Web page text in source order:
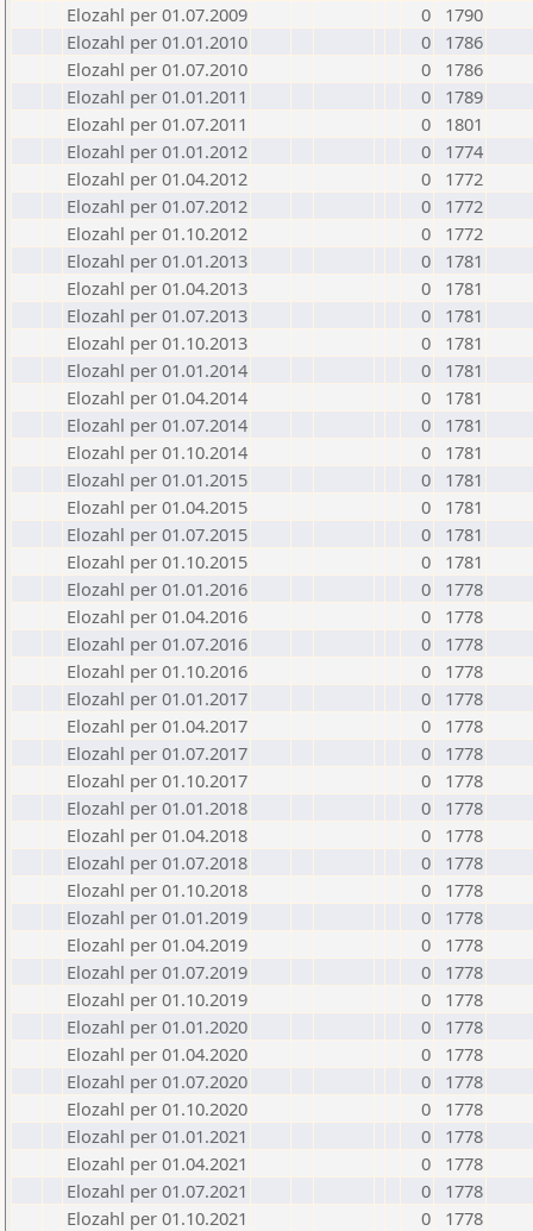
Elozahl per 01.07.2009
0
1790
Elozahl per 01.01.2010
0
1786
Elozahl per 01.07.2010
0
1786
Elozahl per 01.01.2011
0
1789
Elozahl per 01.07.2011
0
1801
Elozahl per 01.01.2012
0
1774
Elozahl per 01.04.2012
0
1772
Elozahl per 01.07.2012
0
1772
Elozahl per 01.10.2012
0
1772
Elozahl per 01.01.2013
0
1781
Elozahl per 01.04.2013
0
1781
Elozahl per 01.07.2013
0
1781
Elozahl per 01.10.2013
0
1781
Elozahl per 01.01.2014
0
1781
Elozahl per 01.04.2014
0
1781
Elozahl per 01.07.2014
0
1781
Elozahl per 01.10.2014
0
1781
Elozahl per 01.01.2015
0
1781
Elozahl per 01.04.2015
0
1781
Elozahl per 01.07.2015
0
1781
Elozahl per 01.10.2015
0
1781
Elozahl per 01.01.2016
0
1778
Elozahl per 01.04.2016
0
1778
Elozahl per 01.07.2016
0
1778
Elozahl per 01.10.2016
0
1778
Elozahl per 01.01.2017
0
1778
Elozahl per 01.04.2017
0
1778
Elozahl per 01.07.2017
0
1778
Elozahl per 01.10.2017
0
1778
Elozahl per 01.01.2018
0
1778
Elozahl per 01.04.2018
0
1778
Elozahl per 01.07.2018
0
1778
Elozahl per 01.10.2018
0
1778
Elozahl per 01.01.2019
0
1778
Elozahl per 01.04.2019
0
1778
Elozahl per 01.07.2019
0
1778
Elozahl per 01.10.2019
0
1778
Elozahl per 01.01.2020
0
1778
Elozahl per 01.04.2020
0
1778
Elozahl per 01.07.2020
0
1778
Elozahl per 01.10.2020
0
1778
Elozahl per 01.01.2021
0
1778
Elozahl per 01.04.2021
0
1778
Elozahl per 01.07.2021
0
1778
Elozahl per 01.10.2021
0
1778